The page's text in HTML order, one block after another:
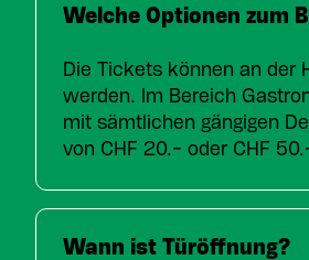
Welche Optionen zum
Die Tickets können an der
werden. Im Bereich
mit sämtlichen gängigen
von CHF 20.- oder CHF
Wann ist Türöffnung?